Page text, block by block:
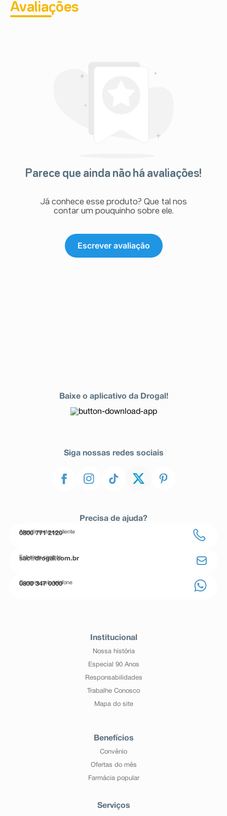
Avaliações
Parece que ainda não há avaliações!
Já conhece esse produto? Que tal nos
contar um pouquinho sobre ele.
Escrever avaliação
Baixe o aplicativo da Drogal!
Siga nossas redes sociais
Precisa de ajuda?
Atendimento ao cliente
0800 771 2120
Entre em contato
sac@drogal.com.br
Compre pelo telefone
0800 347 0000
Institucional
Nossa história
Especial 90 Anos
Responsabilidades
Trabalhe Conosco
Mapa do site
Benefícios
Convênio
Ofertas do mês
Farmácia popular
Serviços